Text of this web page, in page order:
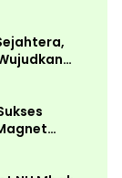
Potensi